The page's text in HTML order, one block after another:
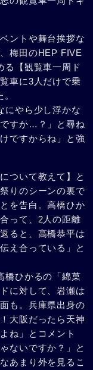
ントや舞台挨拶な
梅田のHEP FIVE
る【観覧車一周ド
車に3人だけで乗
にやら少し浮かな
すか…？」と尋ね
ですからね」と強
ついて教えて】と
りのシーンの裏で
を告白。高橋ひか
って、2人の距離
ると、高橋恭平は
え合っている」と
橋ひかるの「綿菓
に対して、岩瀬は
も。兵庫県出身の
大阪だったら天神
ね」とコメント
ないですか？」と
あまり外を見るこ